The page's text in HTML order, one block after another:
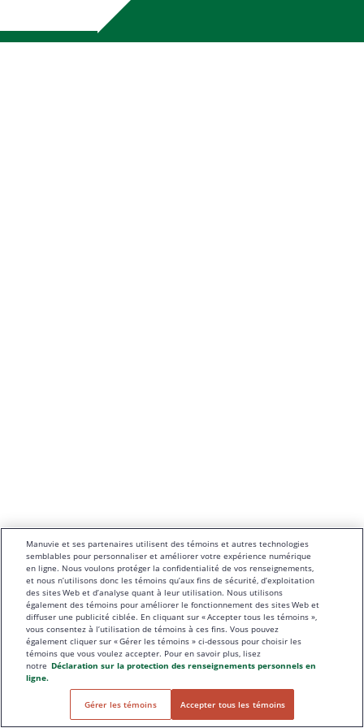
Manuvie et ses partenaires utilisent des témoins et autres technologies
semblables pour personnaliser et améliorer votre expérience numérique
en ligne. Nous voulons protéger la confidentialité de vos renseignements,
et nous n’utilisons donc les témoins qu’aux fins de sécurité, d’exploitation
des sites Web et d’analyse quant à leur utilisation. Nous utilisons
également des témoins pour améliorer le fonctionnement des sites Web et
diffuser une publicité ciblée. En cliquant sur « Accepter tous les témoins »,
vous consentez à l’utilisation de témoins à ces fins. Vous pouvez
également cliquer sur « Gérer les témoins » ci-dessous pour choisir les
témoins que vous voulez accepter. Pour en savoir plus, lisez
notre Déclaration sur la protection des renseignements personnels en
ligne.
Gérer les témoins Accepter tous les témoins